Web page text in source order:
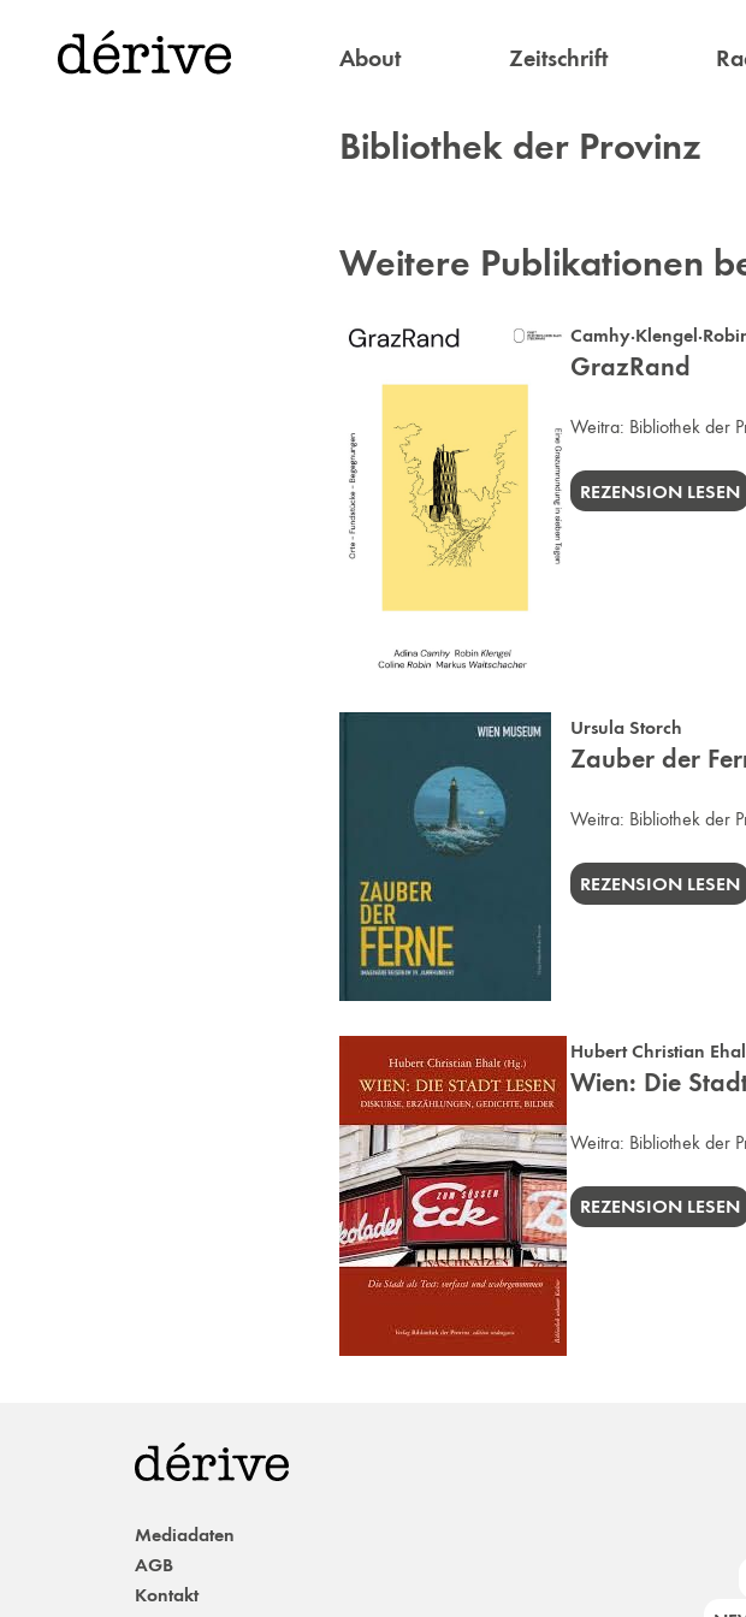
About Zeitschrift
Bibliothek der Provinz
Weitere Publikationen
GrazRand
Weitra: Bibliothek der
REZENSION LESEN
Ursula Storch
Zauber der
Weitra: Bibliothek der
REZENSION LESEN
Hubert Christian
Wien: Die
Weitra: Bibliothek der
REZENSION LESEN
Mediadaten
AGB
Kontakt